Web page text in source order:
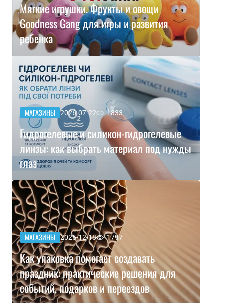
Мягкие игрушки. Фрукты и овощи
Goodness Gang для игры и развития
ребенка
МАГАЗИНЫ 2026-07-22 1833
Гидрогелевые и силикон-гидрогелевые
линзы: как выбрать материал под нужды
глаз
МАГАЗИНЫ 2025-12-18 1797
Как упаковка помогает создавать
праздник: практические решения для
событий, подарков и переездов